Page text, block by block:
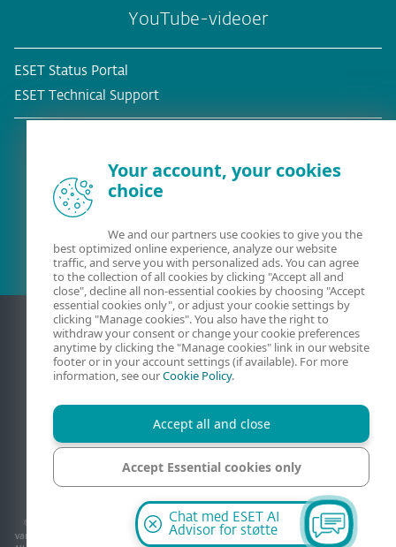
YouTube-videoer
ESET Status Portal
ESET Technical Support
Kontakt Personvern
Juridisk informasjon
Rapporter sårbarheter
Nettstedskart
© 1992 - 2026 ESET, spol. s r.o. - Med enerett. Varemerkene som brukes i dette, er
varemerker eller registrerte varemerker for ESET, spol. s r.o. eller ESET North America.
Your account, your cookies
choice
We and our partners use cookies to give you the
best optimized online experience, analyze our website
traffic, and serve you with personalized ads. You can agree
to the collection of all cookies by clicking "Accept all and
close", decline all non-essential cookies by choosing "Accept
essential cookies only", or adjust your cookie settings by
clicking "Manage cookies". You also have the right to
withdraw your consent or change your cookie preferences
anytime by clicking the "Manage cookies" link in our website
footer or in your account settings (if available). For more
information, see ourCookie Policy.
Accept all and close
Accept Essential cookies only
Manage cookies
Chat med ESET AI
Advisor for støtte